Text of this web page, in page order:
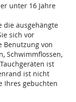
unter 16 Jahre
die ausgehängte
sich vor
Benutzung von
Schwimmflossen,
ist
ist nicht
Ihres gebuchten